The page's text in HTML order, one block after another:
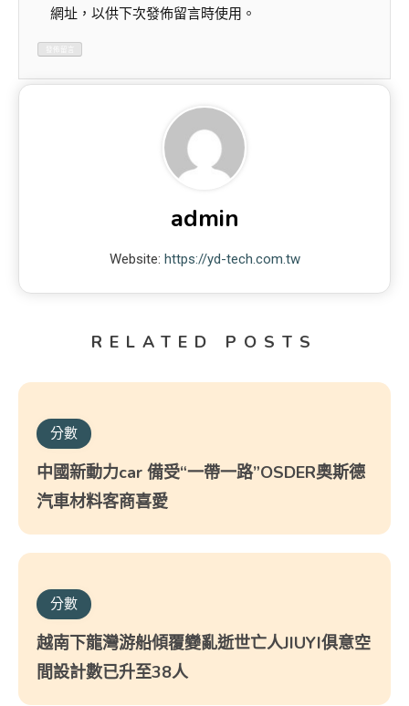
網址，以供下次發佈留言時使用。
admin
Website: https://yd-tech.com.tw
RELATED POSTS
分數
中國新動力car 備受“一帶一路”OSDER奧斯德
汽車材料客商喜愛
分數
越南下龍灣游船傾覆變亂逝世亡人JIUYI俱意空
間設計數已升至38人